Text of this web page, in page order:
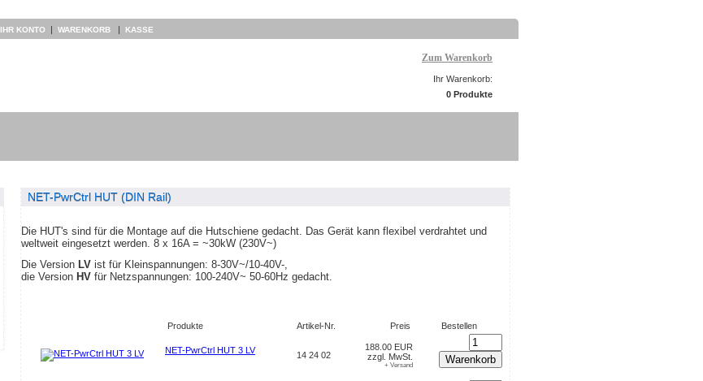
IHR KONTO | WARENKORB | KASSE
Zum Warenkorb
Ihr Warenkorb:
0 Produkte
NET-PwrCtrl HUT (DIN Rail)
Die HUT's sind für die Montage auf die Hutschiene gedacht. Das Gerät kann flexibel verdrahtet und
weltweit eingesetzt werden. 8 x 16A = ~30kW (230V~)
Die Version LV ist für Kleinspannungen: 8-30V~/10-40V-,
die Version HV für Netzspannungen: 100-240V~ 50-60Hz gedacht.
Produkte Artikel-Nr. Preis Bestellen
NET-PwrCtrl HUT 3 LV 14 24 02
188.00 EUR
zzgl. MwSt.
+ Versand Warenkorb